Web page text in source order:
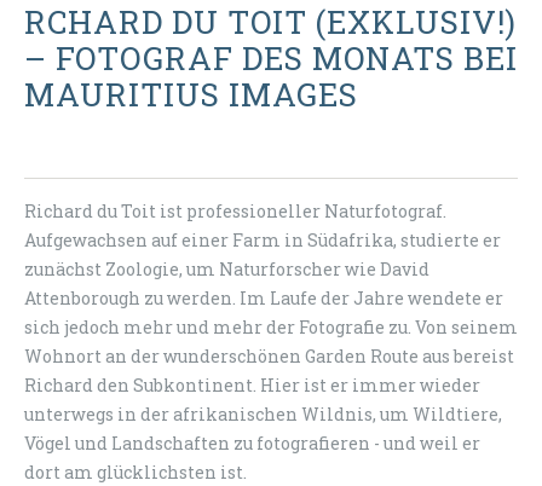
RCHARD DU TOIT (EXKLUSIV!)
– FOTOGRAF DES MONATS BEI
MAURITIUS IMAGES
Richard du Toit ist professioneller Naturfotograf.
Aufgewachsen auf einer Farm in Südafrika, studierte er
zunächst Zoologie, um Naturforscher wie David
Attenborough zu werden. Im Laufe der Jahre wendete er
sich jedoch mehr und mehr der Fotografie zu. Von seinem
Wohnort an der wunderschönen Garden Route aus bereist
Richard den Subkontinent. Hier ist er immer wieder
unterwegs in der afrikanischen Wildnis, um Wildtiere,
Vögel und Landschaften zu fotografieren - und weil er
dort am glücklichsten ist.